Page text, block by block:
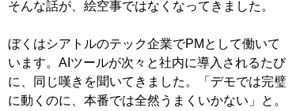
そんな話が、絵空事ではなくなってきました。
ぼくはシアトルのテック企業でPMとして働いて
います。AIツールが次々と社内に導入されるたび
に、同じ嘆きを聞いてきました。「デモでは完璧
に動くのに、本番では全然うまくいかない」と。